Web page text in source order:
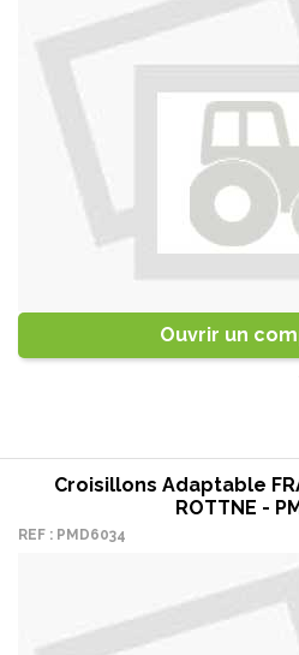
Ouvrir un
Croisillons Adaptable
ROTTNE -
REF : PMD6034